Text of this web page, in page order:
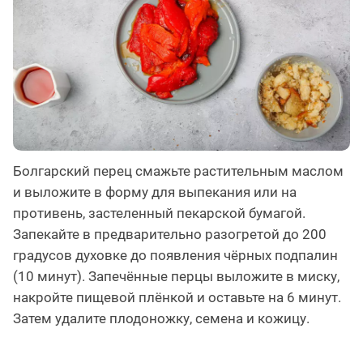
Болгарский перец смажьте растительным маслом
и выложите в форму для выпекания или на
противень, застеленный пекарской бумагой.
Запекайте в предварительно разогретой до 200
градусов духовке до появления чёрных подпалин
(10 минут). Запечённые перцы выложите в миску,
накройте пищевой плёнкой и оставьте на 6 минут.
Затем удалите плодоножку, семена и кожицу.